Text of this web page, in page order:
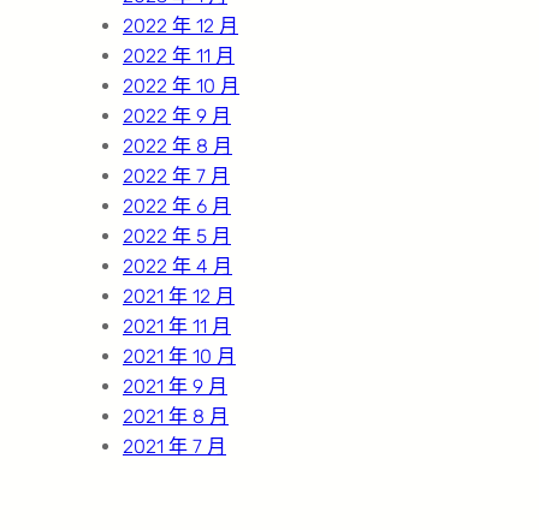
2022 年 12 月
2022 年 11 月
2022 年 10 月
2022 年 9 月
2022 年 8 月
2022 年 7 月
2022 年 6 月
2022 年 5 月
2022 年 4 月
2021 年 12 月
2021 年 11 月
2021 年 10 月
2021 年 9 月
2021 年 8 月
2021 年 7 月